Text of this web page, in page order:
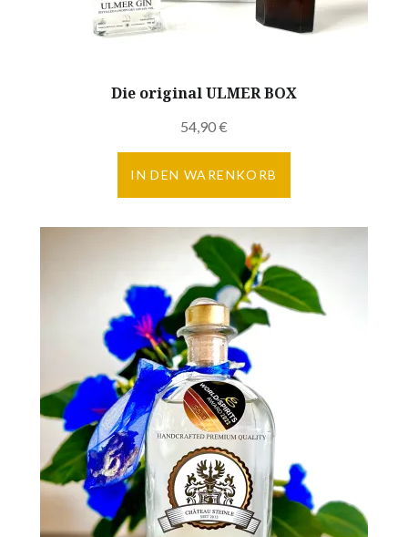
Die original ULMER BOX
54,90€
IN DEN WARENKORB